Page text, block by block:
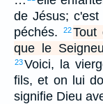
de Jésus;
péchés.
22Tout
que le
23Voici, la
fils, et on lui
signifie Dieu